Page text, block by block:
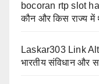
bocoran rtp slot
कौन और किस राज्य में
Laskar303 Link
भारतीय संविधान और